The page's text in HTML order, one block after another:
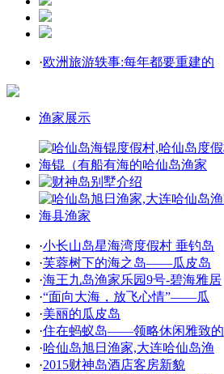
·欧洲旅游轶事:每年都要重建的
渔家展示
·小长山岛星海湾度假村 垂钓岛
·芙蓉树下的海之岛——瓜皮岛
·海王九岛渔家乐园9号-碧海雅居
·“面向大海，放飞心情”——瓜
·美丽的瓜皮岛
·住在蚂蚁岛——领略休闲雅致的
·哈仙岛旭日渔家,大连哈仙岛渔
·2015财神岛酒店客房新貌